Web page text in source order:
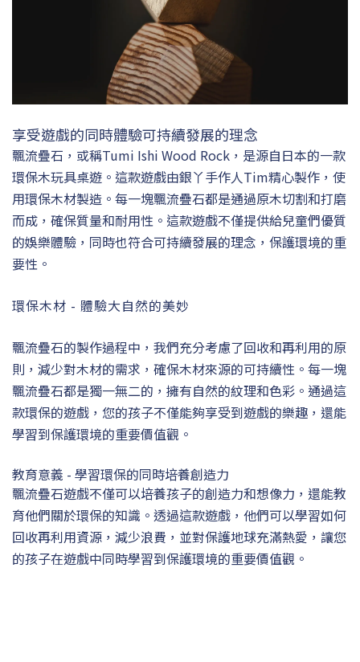
享受遊戲的同時體驗可持續發展的理念
飄流疊石，或稱Tumi Ishi Wood Rock，是源自日本的一款
環保木玩具桌遊。這款遊戲由銀丫手作人Tim精心製作，使
用環保木材製造。每一塊飄流疊石都是通過原木切割和打磨
而成，確保質量和耐用性。這款遊戲不僅提供給兒童們優質
的娛樂體驗，同時也符合可持續發展的理念，保護環境的重
要性。
環保木材 - 體驗大自然的美妙
飄流疊石的製作過程中，我們充分考慮了回收和再利用的原
則，減少對木材的需求，確保木材來源的可持續性。每一塊
飄流疊石都是獨一無二的，擁有自然的紋理和色彩。通過這
款環保的遊戲，您的孩子不僅能夠享受到遊戲的樂趣，還能
學習到保護環境的重要價值觀。
教育意義 - 學習環保的同時培養創造力
飄流疊石遊戲不僅可以培養孩子的創造力和想像力，還能教
育他們關於環保的知識。透過這款遊戲，他們可以學習如何
回收再利用資源，減少浪費，並對保護地球充滿熱愛，讓您
的孩子在遊戲中同時學習到保護環境的重要價值觀。